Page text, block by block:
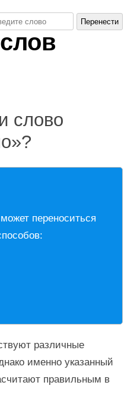
слово
переноситься
различные
именно указанный
правильным в